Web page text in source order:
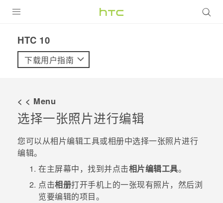
VIVE
支持帮助
在线客服
HTC 10‎
下载用户指南
< < Menu
选择一张照片进行编辑
您可以从相片编辑工具或相册中选择一张照片进行
编辑。
在主屏幕中，找到并点击相片编辑工具。
点击相册打开手机上的一张现有照片，然后浏
览要编辑的项目。